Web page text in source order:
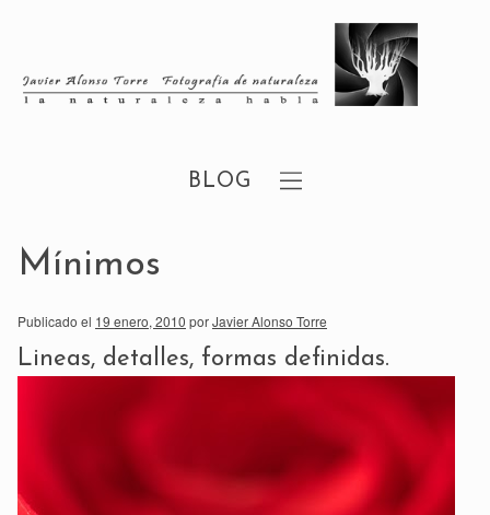
BLOG
Mínimos
Publicado el 19 enero, 2010 porJavier Alonso Torre
Lineas, detalles, formas definidas.